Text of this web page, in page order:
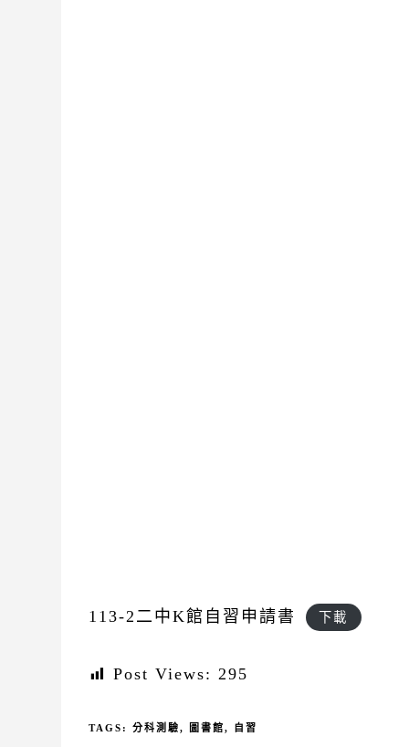
113-2二中K館自習申請書 下載
Post Views: 295
TAGS:分科測驗, 圖書館, 自習